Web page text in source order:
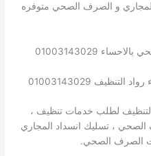
و الصرف الصحي متوفره
01003143029
01003143029
لطلب خدمات تنظيف ،
، تسليك انسداد المجاري
الصرف الصحي.